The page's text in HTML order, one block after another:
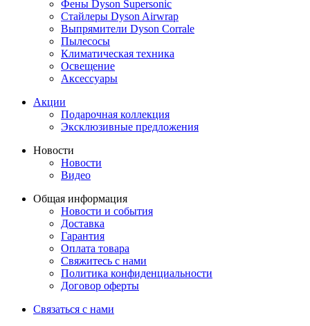
Фены Dyson Supersonic
Стайлеры Dyson Airwrap
Выпрямители Dyson Corrale
Пылесосы
Климатическая техника
Освещение
Аксессуары
Акции
Подарочная коллекция
Эксклюзивные предложения
Новости
Новости
Видео
Общая информация
Новости и события
Доставка
Гарантия
Оплата товара
Свяжитесь с нами
Политика конфиденциальности
Договор оферты
Связаться с нами